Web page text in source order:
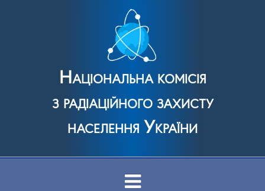
Національна комісія
з радіаційного захисту
населення України